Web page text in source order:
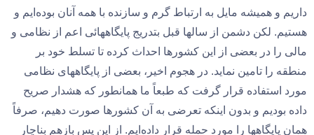
داریم و همیشه مایل به ارتباط گرم و سازنده با همه آنان بوده‌ایم و
هستیم. لکن دشمن از سالها قبل بتدریج پایگاههائی اعم از نظامی و
مالی را در بعضی از این کشورها احداث کرده تا تسلط خود بر
منطقه را تامین نماید. در هجوم اخیر، بعضی از پایگاههای نظامی
مورد استفاده قرار گرفت که طبعاً ما همانطور که هشدار صریح
داده بودیم و بدون اینکه تعرضی به آن کشورها صورت دهیم، صرفاً
همان پایگاهها را مورد حمله قرار داده‌ایم. از این پس بازهم بناچار